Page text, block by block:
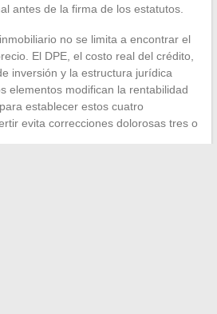
antes de la firma de los estatutos.
no se limita a encontrar el
El DPE, el costo real del crédito,
inversión y la estructura jurídica
elementos modifican la rentabilidad
establecer estos cuatro
evita correcciones dolorosas tres o